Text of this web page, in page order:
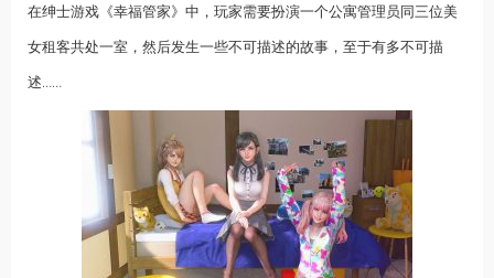
在绅士游戏《幸福管家》中，玩家需要扮演一个公寓管理员同三位美
女租客共处一室，然后发生一些不可描述的故事，至于有多不可描
述……